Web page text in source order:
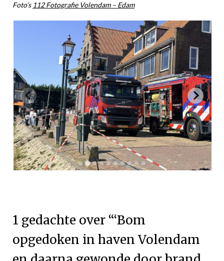
Foto’s 112 Fotografie Volendam – Edam
1 gedachte over “‘Bom
opgedoken in haven Volendam